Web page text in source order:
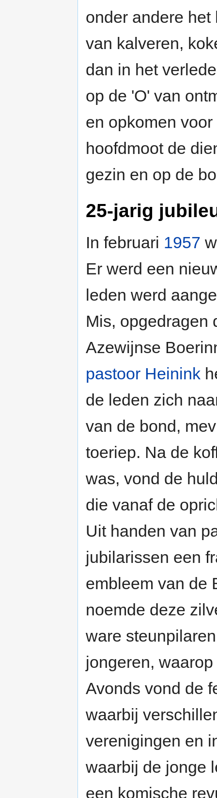
onder andere
van kalveren,
dan in het
op de 'O' van
en opkomen
hoofdmoot de
gezin en op de
25-jarig
In februari 1957
Er werd een
leden werd
Mis, opgedragen
Azewijnse
pastoor Heinink
de leden zich
van de bond,
toeriep. Na de
was, vond de
die vanaf de
Uit handen van
jubilarissen een
embleem van de
noemde deze
ware
jongeren,
Avonds vond de
waarbij
verenigingen en
waarbij de jonge
een komische